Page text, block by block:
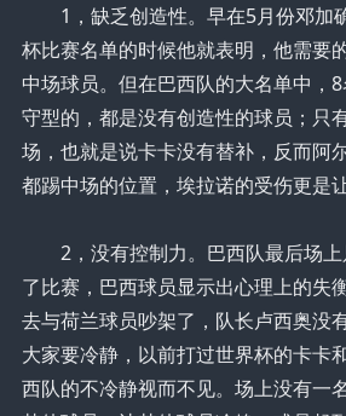
1，缺乏创造性。早在5月份邓加
杯比赛名单的时候他就表明，他需要
中场球员。但在巴西队的大名单中，
守型的，都是没有创造性的球员；只
场，也就是说卡卡没有替补，反而阿
都踢中场的位置，埃拉诺的受伤更是
2，没有控制力。巴西队最后场上
了比赛，巴西球员显示出心理上的失
去与荷兰球员吵架了，队长卢西奥没
大家要冷静，以前打过世界杯的卡卡
西队的不冷静视而不见。场上没有一